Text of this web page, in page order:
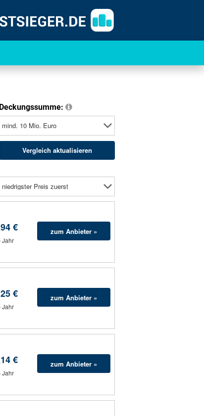
Deckungssumme:
€
Jahr
zum Anbieter »
€
Jahr
zum Anbieter »
€
Jahr
zum Anbieter »